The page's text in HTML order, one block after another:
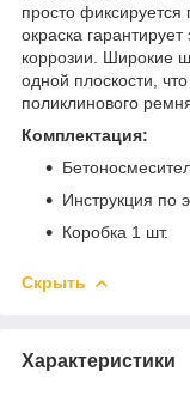
просто
окраска
коррозии. Широкие
одной плоскости,
поликлинового
Комплектация:
Инструкция по
Коробка 1 шт.
Скрыть
Характеристики